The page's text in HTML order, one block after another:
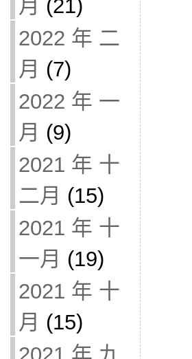
月 (21)
2022 年 二
月 (7)
2022 年 一
月 (9)
2021 年 十
二月 (15)
2021 年 十
一月 (19)
2021 年 十
月 (15)